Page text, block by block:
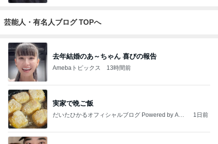
芸能人・有名人ブログ TOPへ
去年結婚のあ～ちゃん 喜びの報告
Amebaトピックス 13時間前
実家で晩ご飯
だいたひかるオフィシャルブログ Powered by Ame
1日前